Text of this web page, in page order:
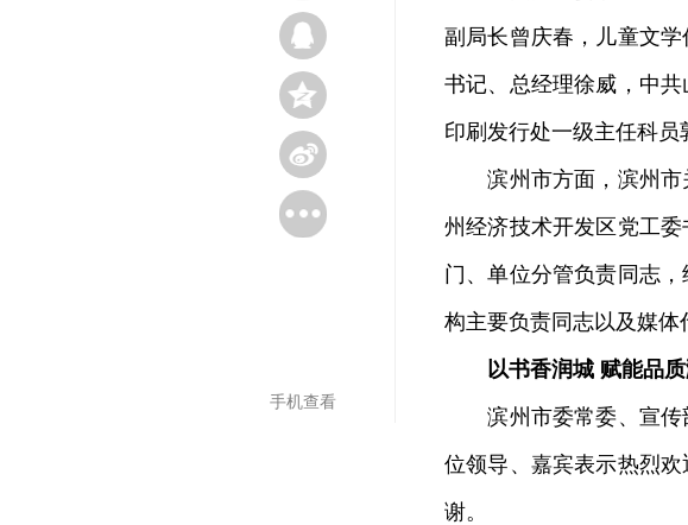
手机查看
副局长曾庆春，儿童文
书记、总经理徐威，中
印刷发行处一级主任科员
滨州市方面，滨州市
州经济技术开发区党工
门、单位分管负责同志
构主要负责同志以及媒体
以书香润城 赋能品
滨州市委常委、宣传
位领导、嘉宾表示热烈
谢。